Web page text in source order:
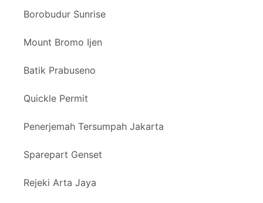
Borobudur Sunrise
Mount Bromo Ijen
Batik Prabuseno
Quickle Permit
Penerjemah Tersumpah Jakarta
Sparepart Genset
Rejeki Arta Jaya